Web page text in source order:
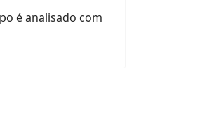
é analisado com